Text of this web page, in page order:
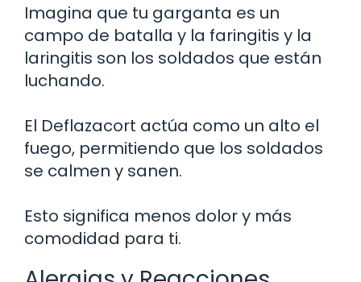
Imagina que tu garganta es un
campo de batalla y la faringitis y la
laringitis son los soldados que están
luchando.
El Deflazacort actúa como un alto el
fuego, permitiendo que los soldados
se calmen y sanen.
Esto significa menos dolor y más
comodidad para ti.